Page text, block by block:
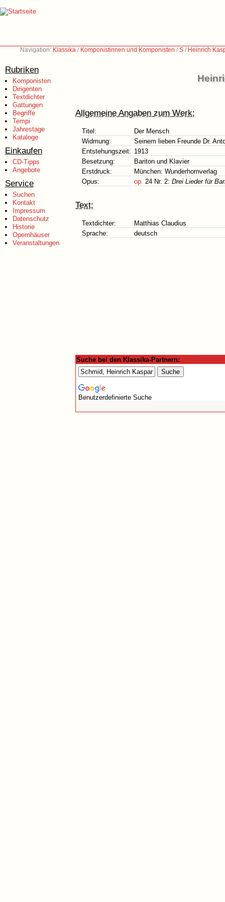
Navigation: Klassika / Komponistinnen und Komponisten /S / Heinrich
Rubriken
Komponisten
Dirigenten
Textdichter
Gattungen
Begriffe
Tempi
Jahrestage
Kataloge
Einkaufen
CD-Tipps
Angebote
Service
Suchen
Kontakt
Impressum
Datenschutz
Historie
Opernhäuser
Veranstaltungen
Allgemeine Angaben zum Werk:
Titel:
Der Mensch
Widmung:
Seinem lieben Freunde Dr.
Entstehungszeit: 1913
Besetzung:
Bariton und Klavier
Erstdruck:
München: Wunderhornverlag
Opus:
op. 24 Nr. 2: Drei Lieder für
Text:
Textdichter:
Matthias Claudius
Sprache:
deutsch
Suche bei den Klassika-Partnern:
Benutzerdefinierte Suche